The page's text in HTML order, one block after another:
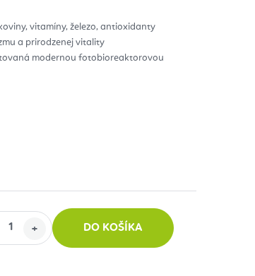
vitamíny, železo, antioxidanty
a prirodzenej vitality
modernou fotobioreaktorovou
DO KOŠÍKA